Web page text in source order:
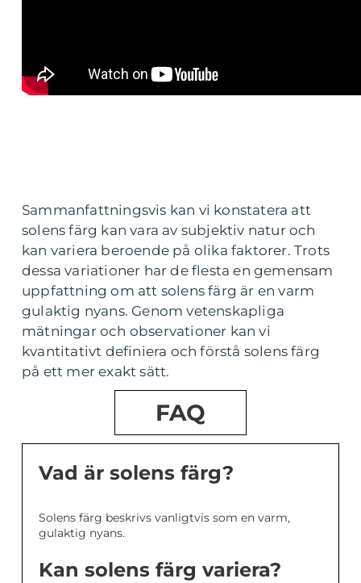
Sammanfattningsvis kan vi konstatera att
solens färg kan vara av subjektiv natur och
kan variera beroende på olika faktorer. Trots
dessa variationer har de flesta en gemensam
uppfattning om att solens färg är en varm
gulaktig nyans. Genom vetenskapliga
mätningar och observationer kan vi
kvantitativt definiera och förstå solens färg
på ett mer exakt sätt.
FAQ
Vad är solens färg?
Solens färg beskrivs vanligtvis som en varm,
gulaktig nyans.
Kan solens färg variera?